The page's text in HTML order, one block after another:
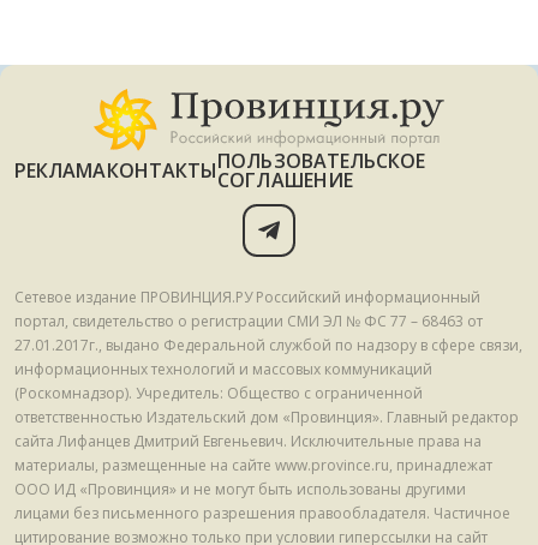
РЕКЛАМАКОНТАКТЫПОЛЬЗОВАТЕЛЬСКОЕ
СОГЛАШЕНИЕ
Сетевое издание ПРОВИНЦИЯ.РУ Российский информационный
портал, свидетельство о регистрации СМИ ЭЛ № ФС 77 – 68463 от
27.01.2017г., выдано Федеральной службой по надзору в сфере связи,
информационных технологий и массовых коммуникаций
(Роскомнадзор). Учредитель: Общество с ограниченной
ответственностью Издательский дом «Провинция». Главный редактор
сайта Лифанцев Дмитрий Евгеньевич. Исключительные права на
материалы, размещенные на сайте www.province.ru, принадлежат
ООО ИД «Провинция» и не могут быть использованы другими
лицами без письменного разрешения правообладателя. Частичное
цитирование возможно только при условии гиперссылки на сайт